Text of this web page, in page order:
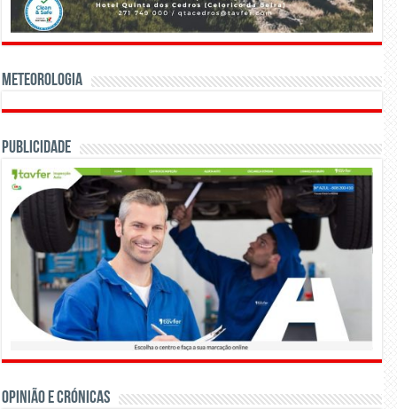
Meteorologia
Publicidade
OPINIÃO E CRÓNICAS